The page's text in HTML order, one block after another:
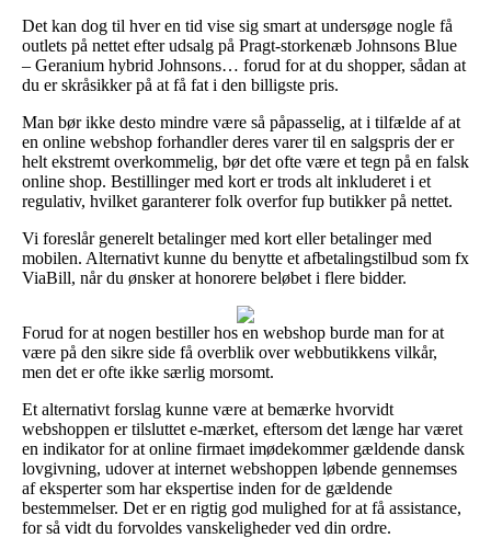
Det kan dog til hver en tid vise sig smart at undersøge nogle få
outlets på nettet efter udsalg på Pragt-storkenæb Johnsons Blue
– Geranium hybrid Johnsons… forud for at du shopper, sådan at
du er skråsikker på at få fat i den billigste pris.
Man bør ikke desto mindre være så påpasselig, at i tilfælde af at
en online webshop forhandler deres varer til en salgspris der er
helt ekstremt overkommelig, bør det ofte være et tegn på en falsk
online shop. Bestillinger med kort er trods alt inkluderet i et
regulativ, hvilket garanterer folk overfor fup butikker på nettet.
Vi foreslår generelt betalinger med kort eller betalinger med
mobilen. Alternativt kunne du benytte et afbetalingstilbud som fx
ViaBill, når du ønsker at honorere beløbet i flere bidder.
Forud for at nogen bestiller hos en webshop burde man for at
være på den sikre side få overblik over webbutikkens vilkår,
men det er ofte ikke særlig morsomt.
Et alternativt forslag kunne være at bemærke hvorvidt
webshoppen er tilsluttet e-mærket, eftersom det længe har været
en indikator for at online firmaet imødekommer gældende dansk
lovgivning, udover at internet webshoppen løbende gennemses
af eksperter som har ekspertise inden for de gældende
bestemmelser. Det er en rigtig god mulighed for at få assistance,
for så vidt du forvoldes vanskeligheder ved din ordre.